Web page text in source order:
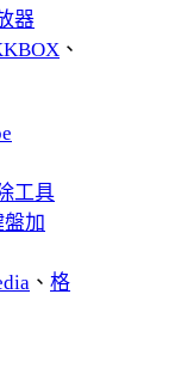
器
、
工具
盤加
、 格